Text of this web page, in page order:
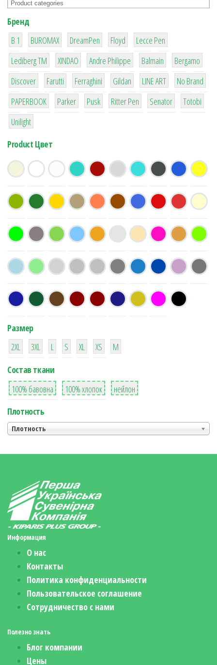
Бренд
B 1
1
BUROMAX
1
DreamPen
2
Floyd
2
Lecce Pen
3
Lediberg ТМ
3
XINDAO
1
Andre Philippe
4
Balmain
26
Bergamo
64
Discover
299
Farutti
4
Ferraghini
42
Gildan
4
LINE ART
90
No Brand
8
PAPERBOOK
6
Parker
2
Pusk
22
Ritter Pen
15
Senator
43
Totobi
1
Unilight
Product Цвет
Размер
38
2XL
16
3XL
42
L
42
S
42
XL XS
М
Состав ткани
8
100% бавовна
36
100% хлопок
2
нейлон
Плотность
Плотность
Информация
О нас
Контакты
Политика конфиденциальности
Пользовательское соглашение
Сотрудничество с нами
Полезно знать
Блог компании
Цены